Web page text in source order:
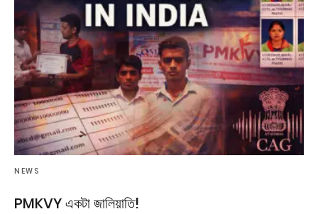
NEWS
PMKVY একটা জালিয়াতি!